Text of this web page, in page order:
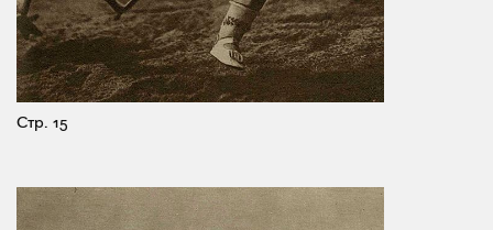
Стр. 15